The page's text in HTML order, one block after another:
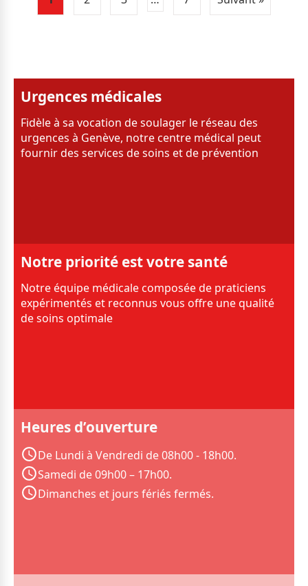
Urgences médicales
Fidèle à sa vocation de soulager le réseau des
urgences à Genève, notre centre médical peut
fournir des services de soins et de prévention
Notre priorité est votre santé
Notre équipe médicale composée de praticiens
expérimentés et reconnus vous offre une qualité
de soins optimale
Heures d’ouverture
De Lundi à Vendredi de 08h00 - 18h00.
Samedi de 09h00 – 17h00.
Dimanches et jours fériés fermés.